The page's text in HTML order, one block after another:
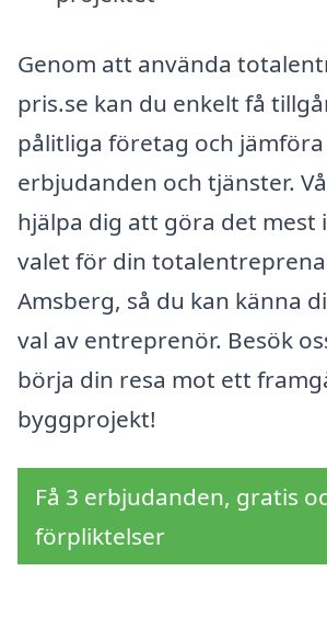
Genom att använda
pris.se kan du enkelt få
pålitliga företag och
erbjudanden och tjänster.
hjälpa dig att göra det mest
valet för din
Amsberg, så du kan känna
val av entreprenör. Besök
börja din resa mot ett
byggprojekt!
Få 3 erbjudanden, gratis
förpliktelser